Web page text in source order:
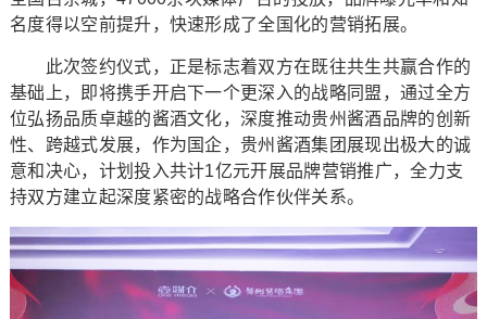
名度得以空前提升，快速形成了全国化的营销拓展。
此次签约仪式，正是标志着双方在既往共生共赢合作的
基础上，即将携手开启下一个更深入的战略同盟，通过全方
位弘扬品质卓越的酱酒文化，深度推动贵州酱酒品牌的创新
性、跨越式发展，作为国企，贵州酱酒集团展现出极大的诚
意和决心，计划投入共计1亿元开展品牌营销推广，全力支
持双方建立起深度紧密的战略合作伙伴关系。